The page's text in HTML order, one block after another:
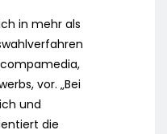
in mehr als
vor. „Bei
und
die